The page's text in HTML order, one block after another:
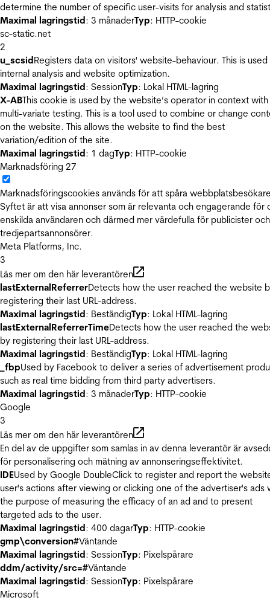
determine the number of specific user-visits for analysis and
Maximal lagringstid: 3 månaderTyp: HTTP-cookie
sc-static.net
2
u_scsidRegisters data on visitors' website-behaviour. This is
internal analysis and website optimization.
Maximal lagringstid: SessionTyp: Lokal HTML-lagring
X-ABThis cookie is used by the website’s operator in context with
multi-variate testing. This is a tool used to combine or change
on the website. This allows the website to find the best
variation/edition of the site.
Maximal lagringstid: 1 dagTyp: HTTP-cookie
Marknadsföring 27
Marknadsföringscookies används för att spåra
Syftet är att visa annonser som är relevanta och engagerande för
enskilda användaren och därmed mer värdefulla för publicister och
tredjepartsannonsörer.
Meta Platforms, Inc.
3
Läs mer om den här leverantören
lastExternalReferrerDetects how the user reached the website
registering their last URL-address.
Maximal lagringstid: BeständigTyp: Lokal HTML-lagring
lastExternalReferrerTimeDetects how the user reached the
by registering their last URL-address.
Maximal lagringstid: BeständigTyp: Lokal HTML-lagring
_fbpUsed by Facebook to deliver a series of advertisement
such as real time bidding from third party advertisers.
Maximal lagringstid: 3 månaderTyp: HTTP-cookie
Google
3
Läs mer om den här leverantören
En del av de uppgifter som samlas in av denna leverantör är
för personalisering och mätning av annonseringseffektivitet.
IDEUsed by Google DoubleClick to register and report the
user's actions after viewing or clicking one of the advertiser's ads
the purpose of measuring the efficacy of an ad and to present
targeted ads to the user.
Maximal lagringstid: 400 dagarTyp: HTTP-cookie
gmp\conversion#Väntande
Maximal lagringstid: SessionTyp: Pixelspårare
ddm/activity/src=#Väntande
Maximal lagringstid: SessionTyp: Pixelspårare
Microsoft